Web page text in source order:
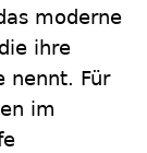
moderne
ihre
nennt. Für
im